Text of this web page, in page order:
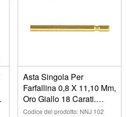
Asta Singola Per
Farfallina 0,8 X 11,10 Mm,
Oro Giallo 18 Carati.
Rif.07400-8, Ciascuno
Codice del prodotto: NNJ 102